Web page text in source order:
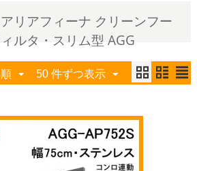
リアフィーナ クリーンフー
ルタ・スリム型 AGG
50 件ずつ表示